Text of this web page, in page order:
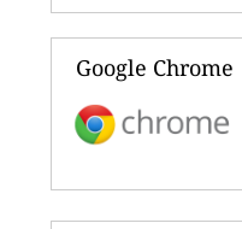
Google Chrome